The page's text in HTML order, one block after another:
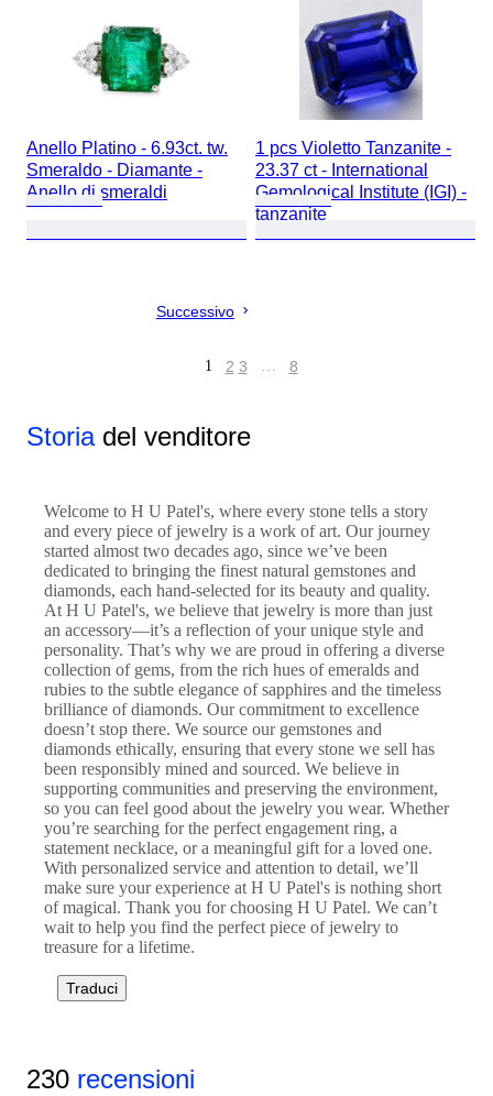
Anello Platino - 6.93ct. tw.
Smeraldo - Diamante -
Anello di smeraldi
1 pcs Violetto Tanzanite -
23.37 ct - International
Gemological Institute (IGI) -
tanzanite
Successivo
1 2 3 … 8
Storiadel venditore
Welcome to H U Patel's, where every stone tells a story
and every piece of jewelry is a work of art. Our journey
started almost two decades ago, since we’ve been
dedicated to bringing the finest natural gemstones and
diamonds, each hand-selected for its beauty and quality.
At H U Patel's, we believe that jewelry is more than just
an accessory—it’s a reflection of your unique style and
personality. That’s why we are proud in offering a diverse
collection of gems, from the rich hues of emeralds and
rubies to the subtle elegance of sapphires and the timeless
brilliance of diamonds. Our commitment to excellence
doesn’t stop there. We source our gemstones and
diamonds ethically, ensuring that every stone we sell has
been responsibly mined and sourced. We believe in
supporting communities and preserving the environment,
so you can feel good about the jewelry you wear. Whether
you’re searching for the perfect engagement ring, a
statement necklace, or a meaningful gift for a loved one.
With personalized service and attention to detail, we’ll
make sure your experience at H U Patel's is nothing short
of magical. Thank you for choosing H U Patel. We can’t
wait to help you find the perfect piece of jewelry to
treasure for a lifetime.
Traduci
230 recensioni